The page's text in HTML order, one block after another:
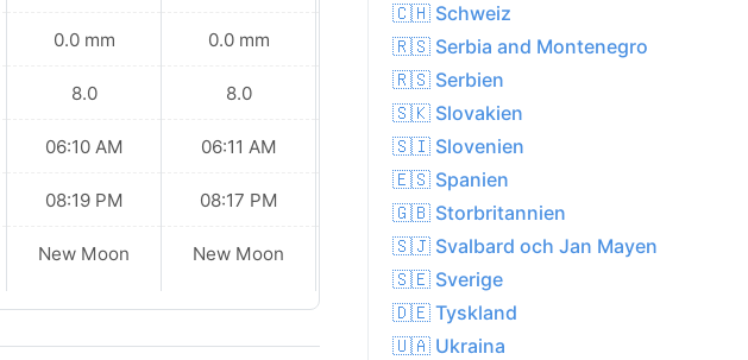
0.0 mm
8.0
06:10 AM
08:19 PM
New Moon
0.0 mm
8.0
06:11 AM
08:17 PM
New Moon
0.0 mm
8.0
06:12 AM
08:16 PM
Waxing
Crescent
🇨🇭 Schweiz
🇷🇸 Serbia and Montenegro
🇷🇸 Serbien
🇸🇰 Slovakien
🇸🇮 Slovenien
🇪🇸 Spanien
🇬🇧 Storbritannien
🇸🇯 Svalbard och Jan Mayen
🇸🇪 Sverige
🇩🇪 Tyskland
🇺🇦 Ukraina